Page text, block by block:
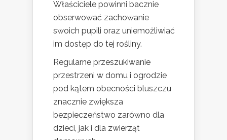
Właściciele powinni bacznie
obserwować zachowanie
swoich pupili oraz uniemożliwiać
im dostęp do tej rośliny.
Regularne przeszukiwanie
przestrzeni w domu i ogrodzie
pod kątem obecności bluszczu
znacznie zwiększa
bezpieczeństwo zarówno dla
dzieci, jak i dla zwierząt